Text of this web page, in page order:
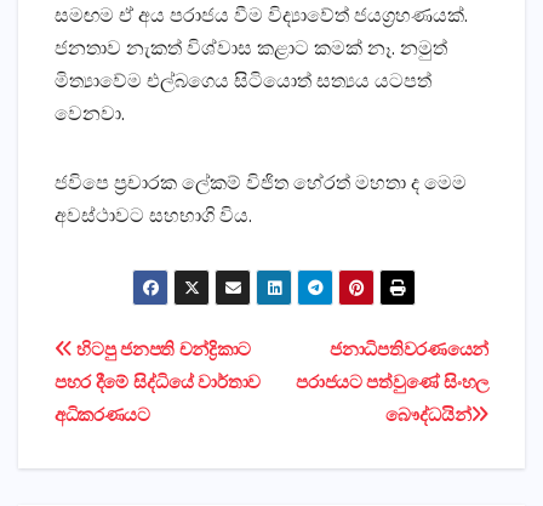
සමඟම ඒ අය පරාජය වීම විද්‍යාවේත් ජයග්‍රහණයක්‌.
ජනතාව නැකත් විශ්වාස කළාට කමක්‌ නෑ. නමුත්
මිත්‍යාවේම එල්බගෙය සිටියොත් සත්‍යය යටපත්
වෙනවා.
ජවිපෙ ප්‍රචාරක ලේකම් විජිත හේරත් මහතා ද මෙම
අවස්‌ථාවට සහභාගි විය.
Post
navigation
ජනාධිපතිවරණයෙන්
පරාජයට පත්වුණේ සිංහල
බෞද්ධයින්
හිටපු ජනපති චන්ද්‍රිකාට
පහර දීමේ සිද්ධියේ වාර්තාව
අධිකරණයට